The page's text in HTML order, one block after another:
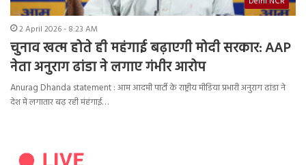
2 April 2026 - 8:23 AM
चुनाव खत्म होते ही महंगाई बढ़ाएगी मोदी सरकार: AAP
नेता अनुराग ढांडा ने लगाए गंभीर आरोप
Anurag Dhanda statement : आम आदमी पार्टी के राष्ट्रीय मीडिया प्रभारी अनुराग ढांडा ने
देश में लगातार बढ़ रही मंहंगाई…